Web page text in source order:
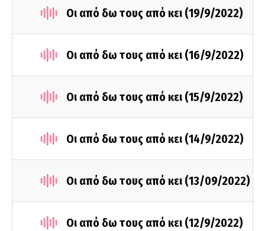
Οι από δω τους από κει (19/9/2022)
Οι από δω τους από κει (16/9/2022)
Οι από δω τους από κει (15/9/2022)
Οι από δω τους από κει (14/9/2022)
Οι από δω τους από κει (13/09/2022)
Οι από δω τους από κει (12/9/2022)